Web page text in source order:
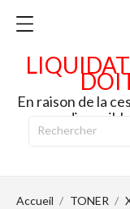
En raison de la
Accueil TONER